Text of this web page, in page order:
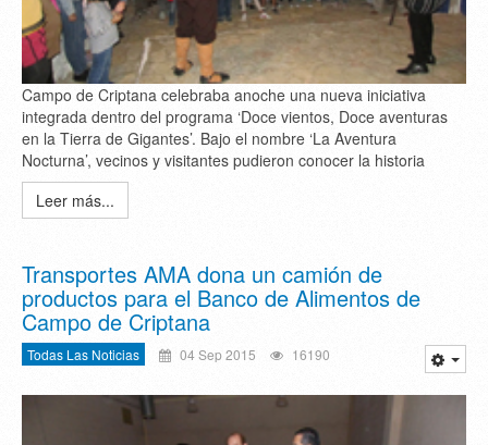
Campo de Criptana celebraba anoche una nueva iniciativa
integrada dentro del programa ‘Doce vientos, Doce aventuras
en la Tierra de Gigantes’. Bajo el nombre ‘La Aventura
Nocturna’, vecinos y visitantes pudieron conocer la historia
Leer más...
Transportes AMA dona un camión de
productos para el Banco de Alimentos de
Campo de Criptana
Todas Las Noticias 04 Sep 2015 16190